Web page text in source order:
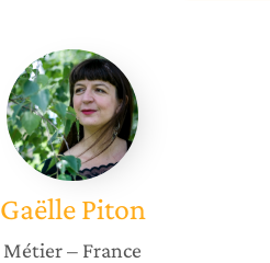
Gaëlle
Piton
Gaëlle Piton
Métier– France